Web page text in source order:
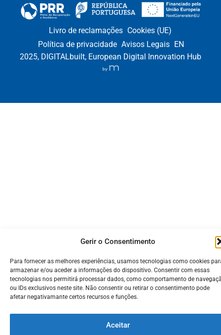
Gerir o Consentimento
Para fornecer as melhores experiências, usamos tecnologias como cookies
armazenar e/ou aceder a informações do dispositivo. Consentir com essas
tecnologias nos permitirá processar dados, como comportamento de
ou IDs exclusivos neste site. Não consentir ou retirar o consentimento pode
afetar negativamante certos recursos e funções.
Aceitar
Livro de reclamações Cookies (UE)
Política de privacidade Avisos Legais EN
2025, DIGITALbuilt, European Digital Innovation Hub